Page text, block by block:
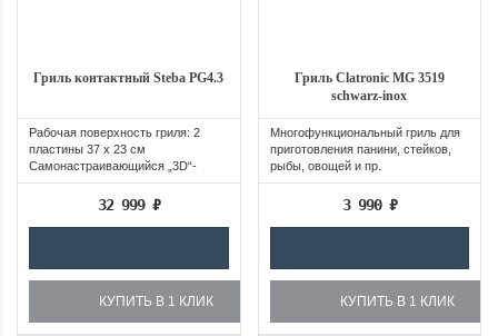
Гриль контактный Steba PG4.3
Рабочая поверхность гриля: 2
пластины 37 x 23 см
Самонастраивающийся „3D“-
шарнир
32 999 ₽
КУПИТЬ В 1 КЛИК
Гриль Clatronic MG 3519
schwarz-inox
Многофункциональный гриль для
приготовления панини, стейков,
рыбы, овощей и пр.
3 990 ₽
КУПИТЬ В 1 КЛИК